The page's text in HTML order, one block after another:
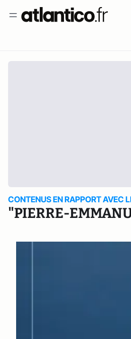
CONTENUS EN RAPPORT AVEC
"PIERRE-